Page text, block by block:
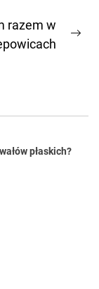
razem w
płaskich?